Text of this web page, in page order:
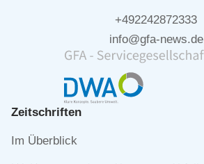
+492242872333
info@gfa-news.de
Zeitschriften
Navigation
Im Überblick